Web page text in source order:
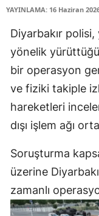
YAYINLAMA: 16 Haziran
Diyarbakır polisi,
yönelik
bir operasyon
ve fiziki takiple
hareketleri
dışı işlem ağı
Soruşturma
üzerine
zamanlı